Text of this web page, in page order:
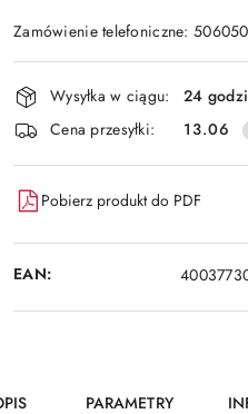
Zamówienie telefoniczne:
Dostępność
i
dostawa
Wysyłka w ciągu:
24
Cena przesyłki:
13.06
Pobierz produkt do PDF
EAN:
PARAMETRY